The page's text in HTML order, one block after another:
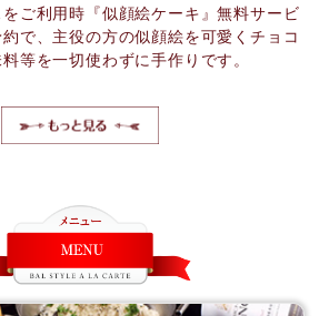
ご利用時『似顔絵ケーキ』無料サービ
で、主役の方の似顔絵を可愛くチョコ
等を一切使わずに手作りです。